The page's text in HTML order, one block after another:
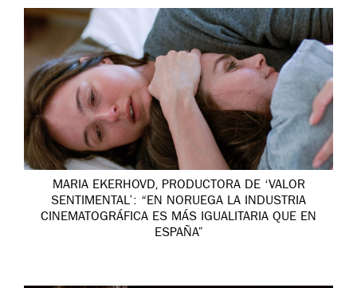
MARIA EKERHOVD, PRODUCTORA DE ‘VALOR
SENTIMENTAL’: “EN NORUEGA LA INDUSTRIA
CINEMATOGRÁFICA ES MÁS IGUALITARIA QUE EN
ESPAÑA”